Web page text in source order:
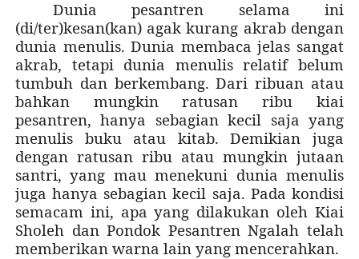
Dunia pesantren selama ini
(di/ter)kesan(kan) agak kurang akrab dengan
dunia menulis. Dunia membaca jelas sangat
akrab, tetapi dunia menulis relatif belum
tumbuh dan berkembang. Dari ribuan atau
bahkan mungkin ratusan ribu kiai
pesantren, hanya sebagian kecil saja yang
menulis buku atau kitab. Demikian juga
dengan ratusan ribu atau mungkin jutaan
santri, yang mau menekuni dunia menulis
juga hanya sebagian kecil saja. Pada kondisi
semacam ini, apa yang dilakukan oleh Kiai
Sholeh dan Pondok Pesantren Ngalah telah
memberikan warna lain yang mencerahkan.